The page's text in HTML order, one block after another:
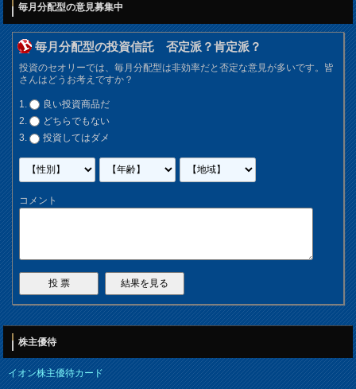
毎月分配型の意見募集中
毎月分配型の投資信託 否定派？肯定派？
投資のセオリーでは、毎月分配型は非効率だと否定な意見が多いです。皆
さんはどうお考えですか？
良い投資商品だ
どちらでもない
投資してはダメ
コメント
株主優待
イオン株主優待カード